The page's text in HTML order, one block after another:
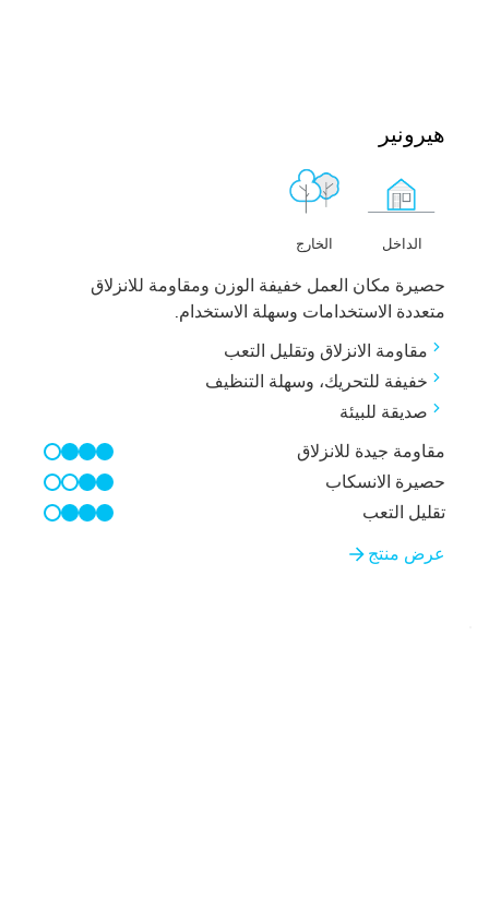
هيرونير
الداخل الخارج
حصيرة مكان العمل خفيفة الوزن ومقاومة للانزلاق
متعددة الاستخدامات وسهلة الاستخدام.
مقاومة الانزلاق وتقليل التعب
خفيفة للتحريك، وسهلة التنظيف
صديقة للبيئة
مقاومة جيدة للانزلاق
3/4
حصيرة الانسكاب
2/4
تقليل التعب
3/4
عرض منتج